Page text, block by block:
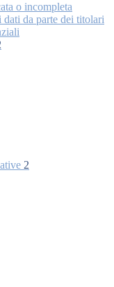
o incompleta
dati da parte dei titolari
2